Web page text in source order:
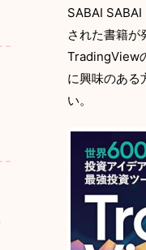
SABAI
された書籍が
TradingView
に興味のある
い。